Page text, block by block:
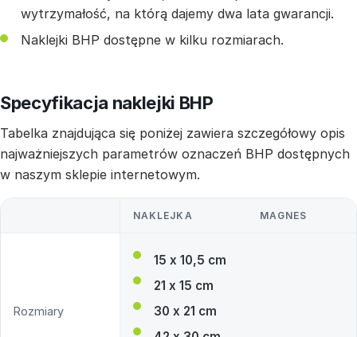
wytrzymałość, na którą dajemy dwa lata gwarancji.
Naklejki BHP dostępne w kilku rozmiarach.
Specyfikacja naklejki BHP
Tabelka znajdująca się poniżej zawiera szczegółowy opis
najważniejszych parametrów oznaczeń BHP dostępnych
w naszym sklepie internetowym.
NAKLEJKA MAGNES
Rozmiary
15 x 10,5 cm
21 x 15 cm
30 x 21 cm